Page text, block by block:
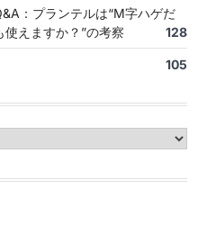
：プランテルは“M字ハゲだ
えますか？”の考察
128
105